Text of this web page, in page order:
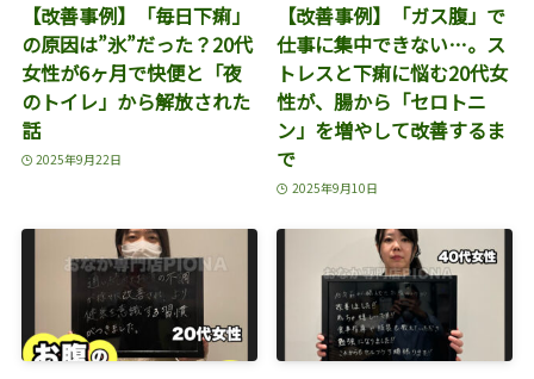
【改善事例】「毎日下痢」
の原因は”氷”だった？20代
女性が6ヶ月で快便と「夜
のトイレ」から解放された
話
2025年9月22日
【改善事例】「ガス腹」で
仕事に集中できない…。ス
トレスと下痢に悩む20代女
性が、腸から「セロトニ
ン」を増やして改善するま
で
2025年9月10日